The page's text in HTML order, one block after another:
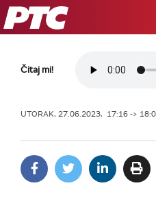
RTS
Čitaj mi!
UTORAK, 27.06.2023, 17:16 ->